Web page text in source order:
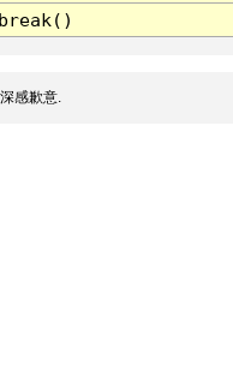
break()
感歉意.